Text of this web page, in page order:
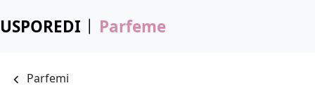
USPOREDI Parfeme
Parfemi